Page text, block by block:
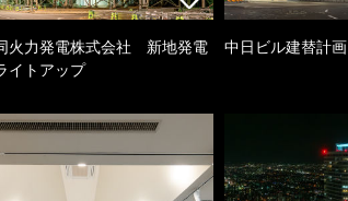
火力発電株式会社 新地発電
イトアップ
中日ビル建替計画